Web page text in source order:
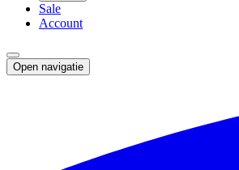
Sale
Account
Open navigatie